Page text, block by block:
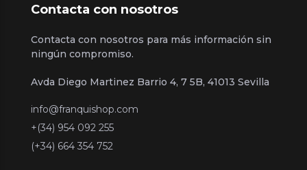
Contacta con nosotros
Contacta con nosotros para más información sin
ningún compromiso.
Avda Diego Martinez Barrio 4, 7 5B, 41013 Sevilla
info@franquishop.com
+(34) 954 092 255
(+34) 664 354 752